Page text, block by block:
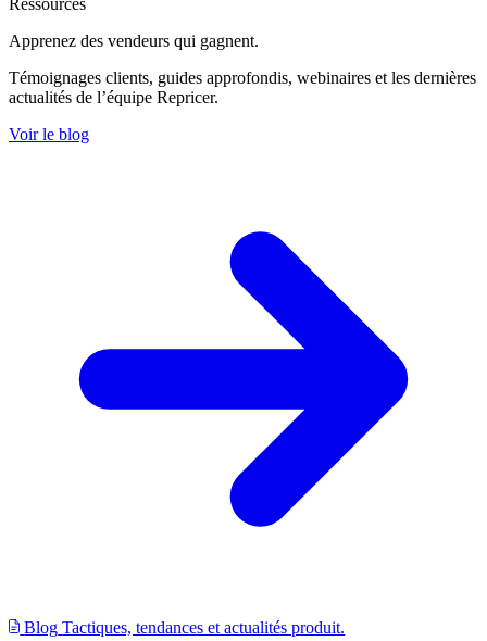
Apprenez des vendeurs qui gagnent.
Témoignages clients, guides approfondis, webinaires et les dernières
actualités de l’équipe Repricer.
Voir le blog
Blog Tactiques, tendances et actualités produit.